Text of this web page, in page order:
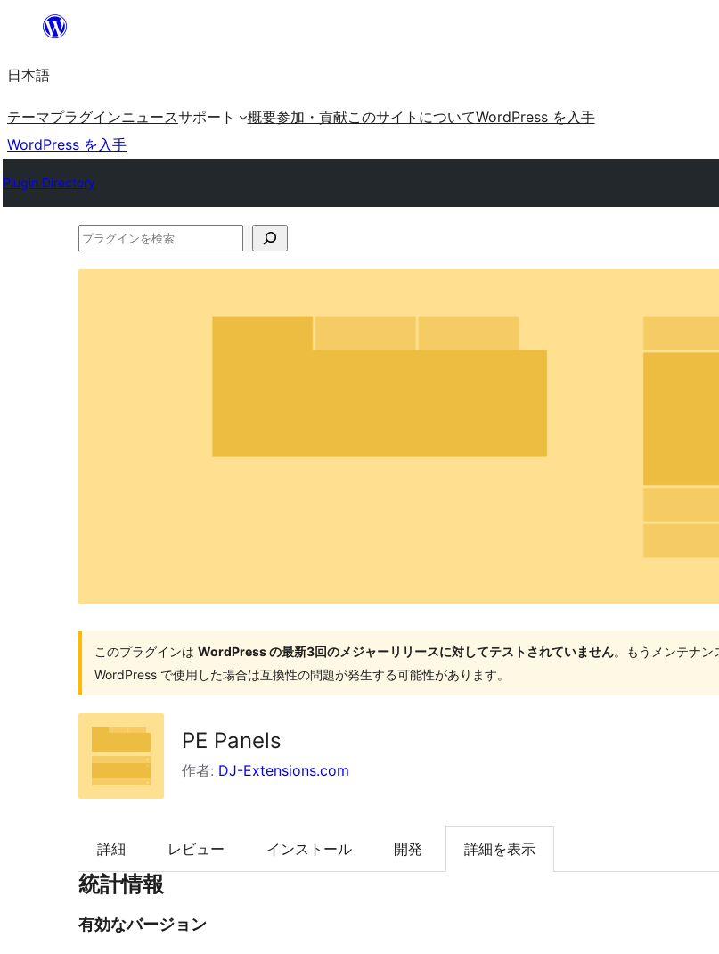
を
ッ
プ
日本語
テーマプラグインニュースサポート 概要参加・貢献このサイトについてWordPress を入手
WordPress を入手
Plugin Directory
プ
このプラグインは WordPress の最新3回のメジャーリリースに対してテストされていません。もうメンテナ
WordPress で使用した場合は互換性の問題が発生する可能性があります。
PE Panels
作者: DJ-Extensions.com
詳細 レビュー インストール 開発 詳細を表示
統計情報
有効なバージョン